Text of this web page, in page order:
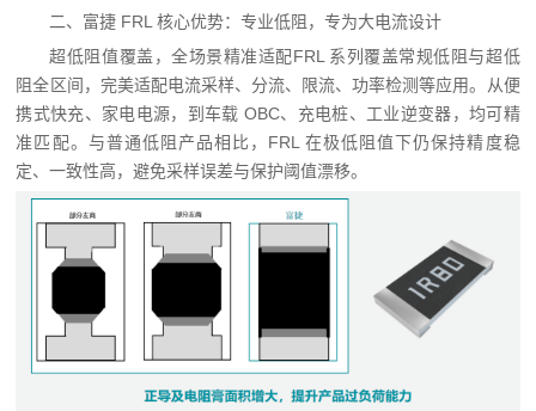
二、富捷 FRL 核心优势：专业低阻，专为大电流设计
超低阻值覆盖，全场景精准适配FRL 系列覆盖常规低阻与超低
阻全区间，完美适配电流采样、分流、限流、功率检测等应用。从便
携式快充、家电电源，到车载 OBC、充电桩、工业逆变器，均可精
准匹配。与普通低阻产品相比，FRL 在极低阻值下仍保持精度稳
定、一致性高，避免采样误差与保护阈值漂移。